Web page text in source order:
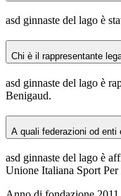
asd ginnaste del lago è
Chi è il rappresentante
asd ginnaste del lago è
Benigaud.
A quali federazioni od
asd ginnaste del lago è
Unione Italiana Sport Per